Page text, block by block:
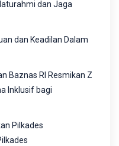
dan Jaga
dan Keadilan Dalam
Baznas RI Resmikan Z
Inklusif bagi
Pilkades